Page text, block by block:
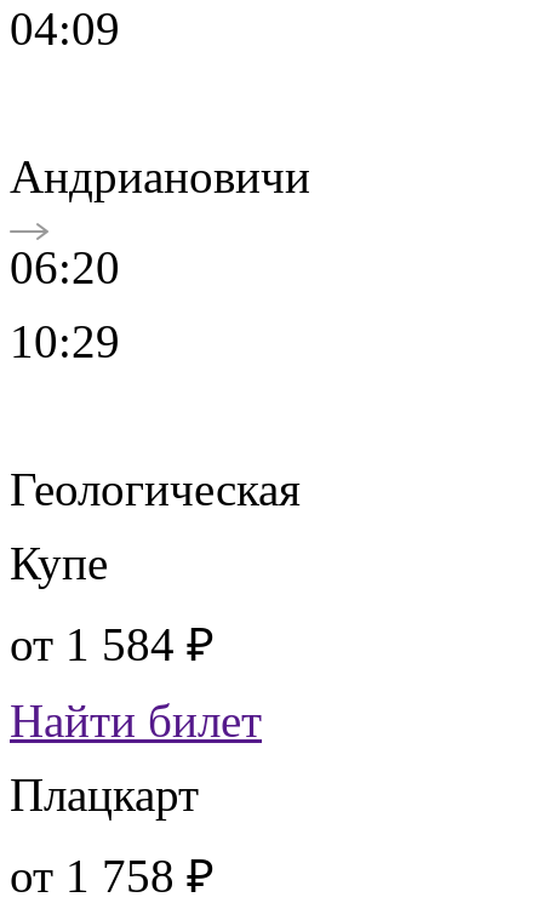
04:09
Андриановичи
06:20
10:29
Геологическая
Купе
от 1 584 ₽
Найти билет
Плацкарт
от 1 758 ₽